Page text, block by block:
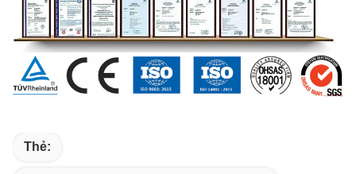
Thẻ: